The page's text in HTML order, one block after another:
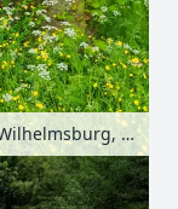
Wiese im Wilhelmsburger Inselpark in Wilhelmsburg, Hamburg, Deutschland